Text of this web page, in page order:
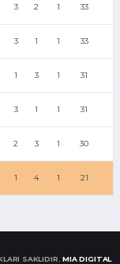
3 2 1 33
3 1 1 33
1 3 1 31
3 1 1 31
2 3 1 30
1 4 1 21
SAKLIDIR.MIA DIGITAL